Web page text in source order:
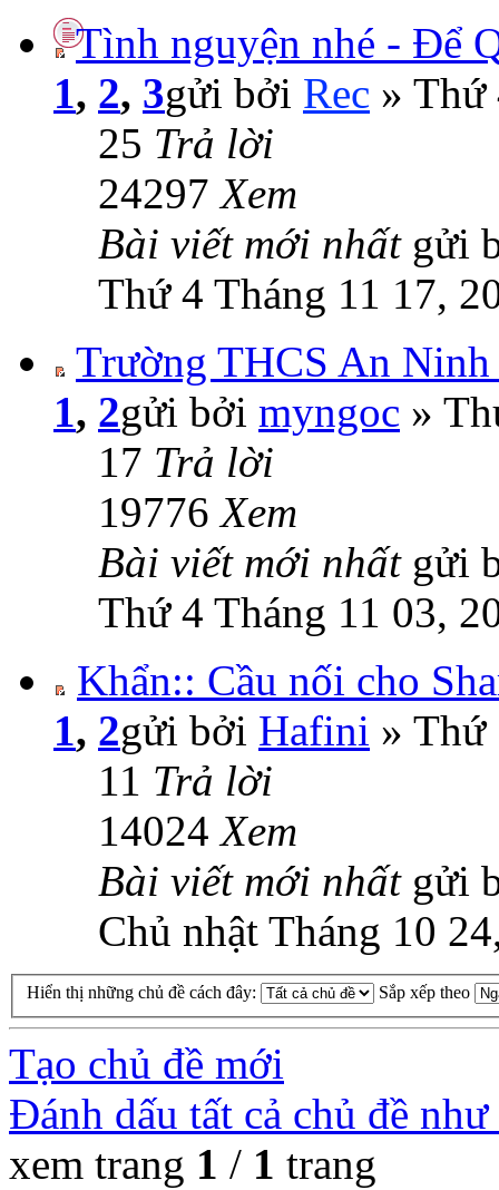
Tình nguyện nhé - Để
1, 2, 3gửi bởi Rec » Thứ
25 Trả lời
24297Xem
Bài viết mới nhất gửi
Thứ 4 Tháng 11 17,
Trường THCS An
1, 2gửi bởi myngoc »
17 Trả lời
19776Xem
Bài viết mới nhất gửi
Thứ 4 Tháng 11 03,
Khẩn:: Cầu nối cho
1, 2gửi bởi Hafini » Thứ
11 Trả lời
14024Xem
Bài viết mới nhất gửi
Chủ nhật Tháng 10
Hiển thị những chủ đề cách đây: Sắp xếp theo
Tạo chủ đề mới
Đánh dấu tất cả chủ đề
xem trang 1 / 1 trang